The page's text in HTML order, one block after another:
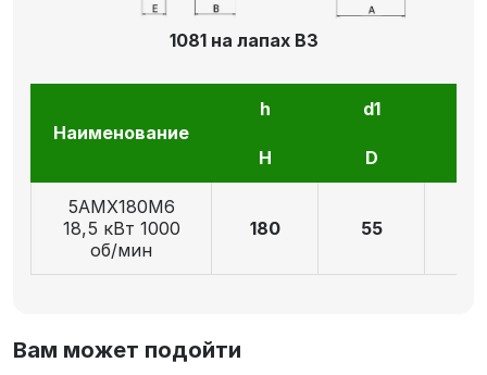
1081 на лапах В3
Наименование
h d1
H D
5АМХ180M6
18,5 кВт 1000
об/мин
180 55
Вам может подойти